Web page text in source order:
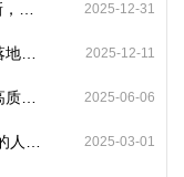
2025-12-31
2025-12-11
2025-06-06
2025-03-01